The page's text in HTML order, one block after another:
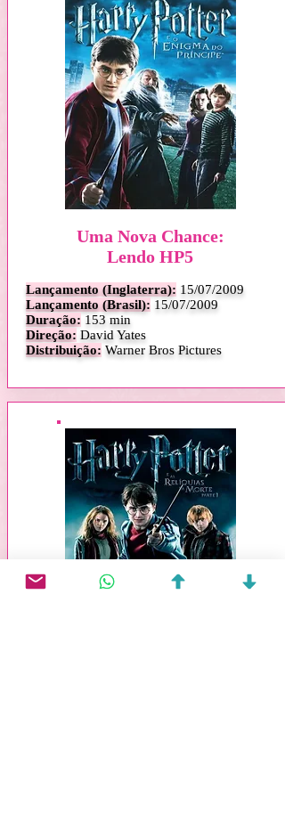
Uma Nova Chance:
Lendo HP5
Lançamento (Inglaterra): 15/07/2009
Lançamento (Brasil): 15/07/2009
Duração: 153 min
Direção: David Yates
Distribuição: Warner Bros Pictures